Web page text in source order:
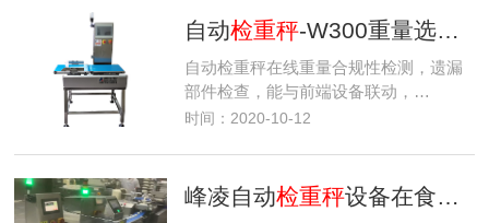
自动检重秤-W300重量选别机-在线重量检测机
自动检重秤在线重量合规性检测，遗漏
部件检查，能与前端设备联动，…
时间：2020-10-12
峰凌自动检重秤设备在食品生产行业应用